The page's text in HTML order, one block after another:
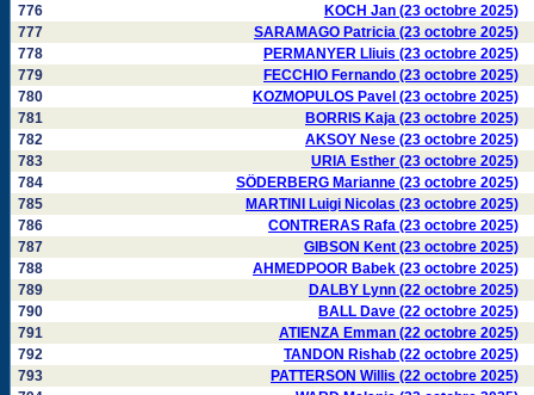
776
KOCH Jan (23 octobre 2025)
777
SARAMAGO Patricia (23 octobre 2025)
778
PERMANYER Lliuis (23 octobre 2025)
779
FECCHIO Fernando (23 octobre 2025)
780
KOZMOPULOS Pavel (23 octobre 2025)
781
BORRIS Kaja (23 octobre 2025)
782
AKSOY Nese (23 octobre 2025)
783
URIA Esther (23 octobre 2025)
784
SÖDERBERG Marianne (23 octobre 2025)
785
MARTINI Luigi Nicolas (23 octobre 2025)
786
CONTRERAS Rafa (23 octobre 2025)
787
GIBSON Kent (23 octobre 2025)
788
AHMEDPOOR Babek (23 octobre 2025)
789
DALBY Lynn (22 octobre 2025)
790
BALL Dave (22 octobre 2025)
791
ATIENZA Emman (22 octobre 2025)
792
TANDON Rishab (22 octobre 2025)
793
PATTERSON Willis (22 octobre 2025)